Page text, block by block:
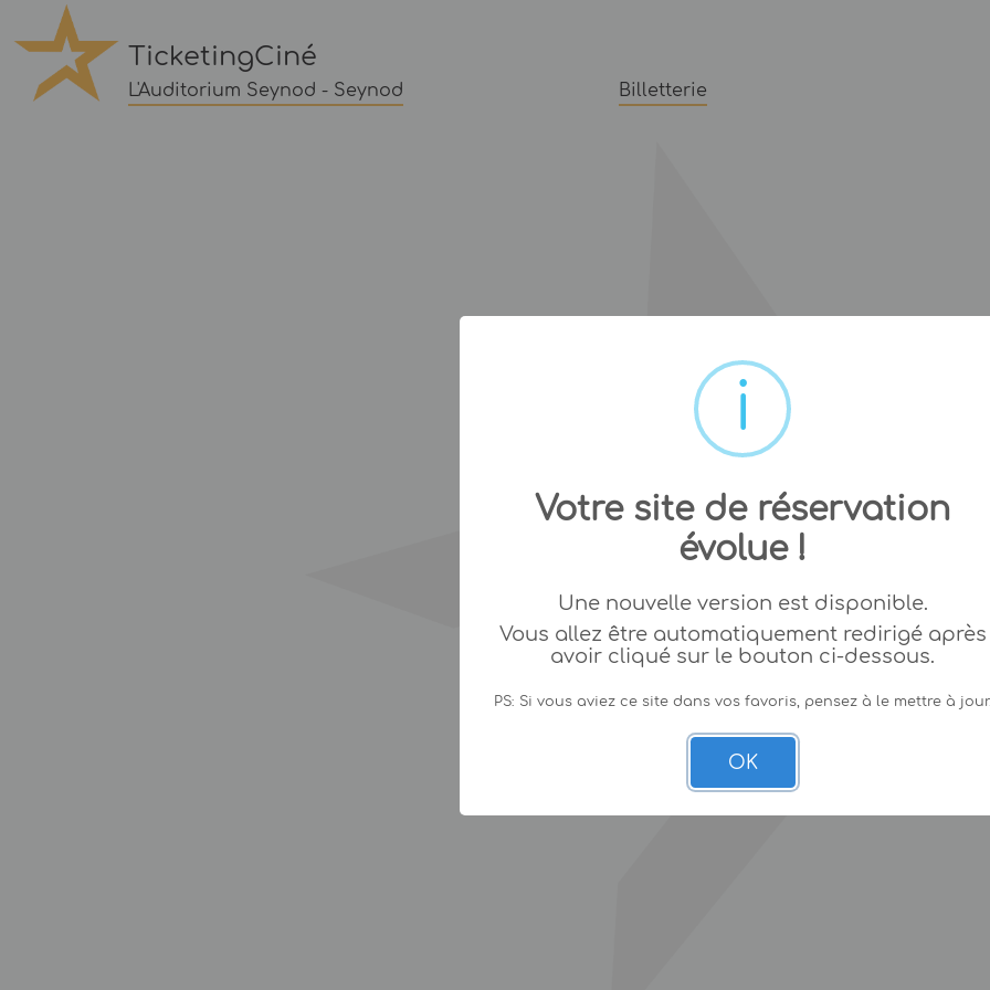
TicketingCiné
L'Auditorium Seynod - Seynod Billetterie
Votre site de réservation
évolue !
Une nouvelle version est disponible.
Vous allez être automatiquement redirigé après
avoir cliqué sur le bouton ci-dessous.
PS: Si vous aviez ce site dans vos favoris, pensez à le mettre à
OK